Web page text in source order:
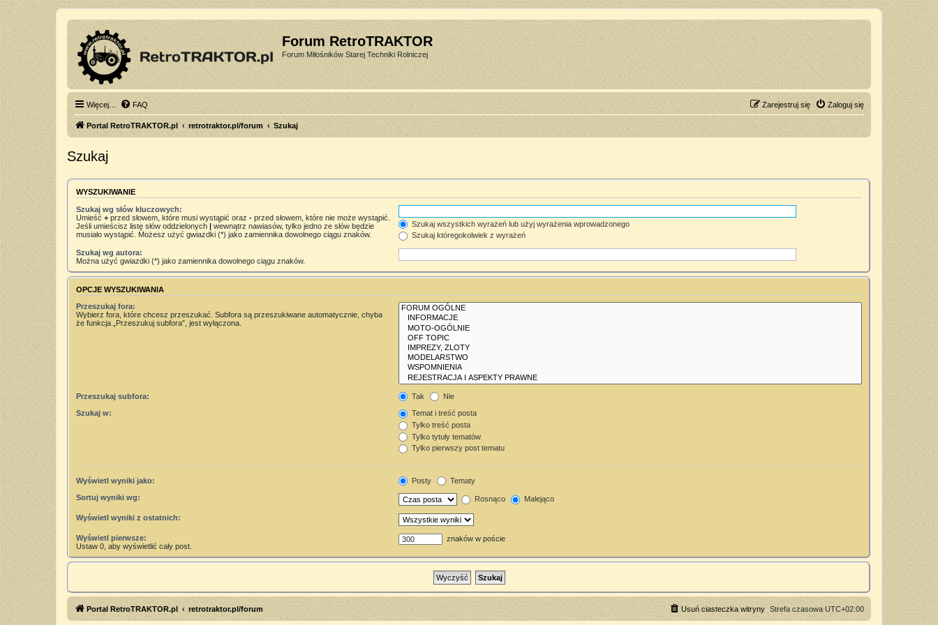
Forum RetroTRAKTOR
Forum Miłośników Starej Techniki Rolniczej
Więcej… FAQ Zaloguj się
Zarejestruj się
Portal RetroTRAKTOR.pl retrotraktor.pl/forum Szukaj
Szukaj
WYSZUKIWANIE
Szukaj wg słów kluczowych:
Umieść + przed słowem, które musi wystąpić oraz - przed słowem, które nie może wystąpić.
Jeśli umieścisz listę słów oddzielonych | wewnątrz nawiasów, tylko jedno ze słów będzie
musiało wystąpić. Możesz użyć gwiazdki (*) jako zamiennika dowolnego ciągu znaków.
Szukaj wszystkich wyrażeń lub użyj wyrażenia wprowadzonego
Szukaj któregokolwiek z wyrażeń
Szukaj wg autora:
Można użyć gwiazdki (*) jako zamiennika dowolnego ciągu znaków.
OPCJE WYSZUKIWANIA
Przeszukaj fora:
Wybierz fora, które chcesz przeszukać. Subfora są przeszukiwane automatycznie, chyba
że funkcja „Przeszukuj subfora”, jest wyłączona.
Przeszukaj subfora: Tak Nie
Szukaj w:
Temat i treść posta
Tylko treść posta
Tylko tytuły tematów
Tylko pierwszy post tematu
Wyświetl wyniki jako: Posty Tematy
Sortuj wyniki wg: Rosnąco Malejąco
Wyświetl wyniki z ostatnich:
Wyświetl pierwsze:
Ustaw 0, aby wyświetlić cały post.
znaków w poście
Portal RetroTRAKTOR.pl retrotraktor.pl/forum Strefa czasowa UTC+02:00
Usuń ciasteczka witryny